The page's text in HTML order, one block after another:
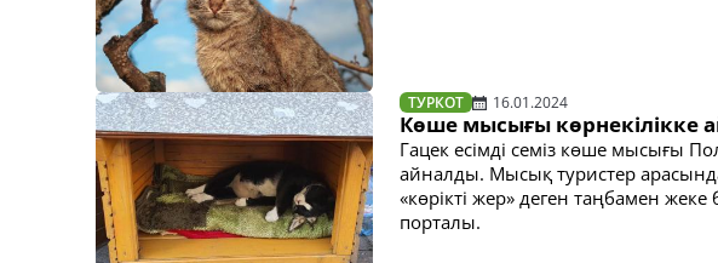
ТУРКОТ 16.01.2024
Көше мысығы көрнекілікке
Гацек есімді семіз көше мысығы
айналды. Мысық туристер
«көрікті жер» деген таңбамен
порталы.